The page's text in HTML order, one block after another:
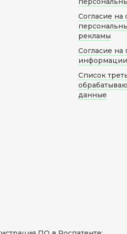
Согласие на
рекламы
Согласие на
информации
Список
данные